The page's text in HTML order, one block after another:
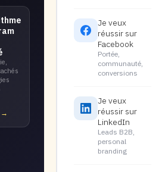
→
Je veux
réussir sur
Facebook
Portée,
communauté,
conversions
Je veux
réussir sur
LinkedIn
Leads B2B,
personal
branding